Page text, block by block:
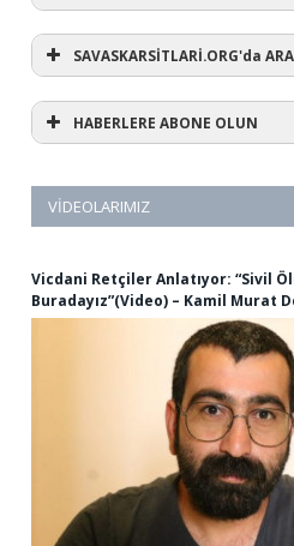
SAVASKARSİTLARİ.ORG'da ARA
HABERLERE ABONE OLUN
VIDEOLARIMIZ
Vicdani Retçiler Anlatıyor: “Sivil
Buradayız”(Video) – Kamil Murat